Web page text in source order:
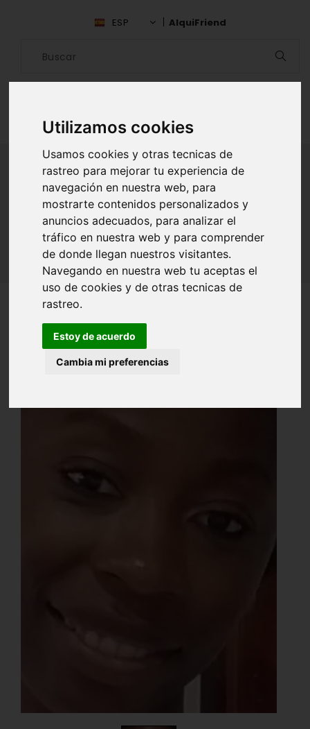
Utilizamos cookies
Usamos cookies y otras tecnicas de
rastreo para mejorar tu experiencia de
navegación en nuestra web, para
mostrarte contenidos personalizados y
anuncios adecuados, para analizar el
tráfico en nuestra web y para comprender
de donde llegan nuestros visitantes.
Navegando en nuestra web tu aceptas el
uso de cookies y de otras tecnicas de
rastreo.
Estoy de acuerdo
Cambia mi preferencias
ESP AlquiFriend
ALQUILAR AMIGO
Inicio Amigos Murcia Geordie Foutou